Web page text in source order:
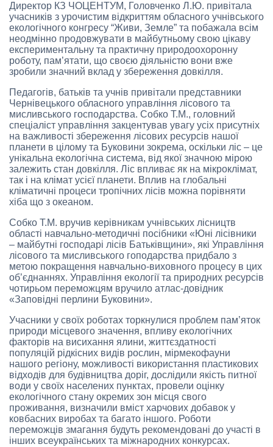
Директор КЗ ЧОЦЕНТУМ, Головченко Л.Ю. привітала
учасників з урочистим відкриттям обласного учнівського
екологічного конгресу “Живи, Земле” та побажала всім
неодмінно продовжувати в майбутньому свою цікаву
експериментальну та практичну природоохоронну
роботу, пам’ятати, що своєю діяльністю вони вже
зробили значний вклад у збереження довкілля.
Педагогів, батьків та учнів привітали представники
Чернівецького обласного управління лісового та
мисливського господарства. Собко Т.М., головний
спеціаліст управління закцентував увагу усіх присутніх
на важливості збереження лісових ресурсів нашої
планети в цілому та Буковини зокрема, оскільки ліс – це
унікальна екологічна система, від якої значною мірою
залежить стан довкілля. Ліс впливає як на мікроклімат,
так і на клімат усієї планети. Вплив на глобальні
кліматичні процеси тропічних лісів можна порівняти
хіба що з океаном.
Собко Т.М. вручив керівникам учнівських лісництв
області навчально-методичні посібники «Юні лісівники
– майбутні господарі лісів Батьківщини», які Управління
лісового та мисливського гоподарства придбало з
метою покращення навчально-виховного процесу в цих
об’єднаннях. Управління екології та природних ресурсів
чотирьом переможцям вручило атлас-довідник
«Заповідні перлини Буковини».
Учасники у своїх роботах торкнулися проблем пам’яток
природи місцевого значення, впливу екологічних
факторів на висихання ялини, життєздатності
популяцій рідкісних видів рослин, мірмекофауни
нашого регіону, можливості використання пластикових
відходів для будівництва доріг, дослідили якість питної
води у своїх населених пунктах, провели оцінку
екологічного стану окремих зон місця свого
проживання, визначили вміст харчових добавок у
ковбасних виробах та багато іншого. Роботи
переможців змагання будуть рекомендовані до участі в
інших всеукраїнських та міжнародних конкурсах.